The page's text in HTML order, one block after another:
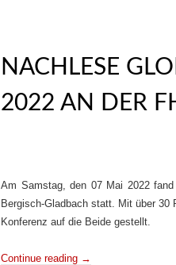
NACHLESE
2022 AN DER
Am Samstag, den 07 Mai 2022
Bergisch-Gladbach statt. Mit über 30
Konferenz auf die Beide gestellt.
Continue reading →